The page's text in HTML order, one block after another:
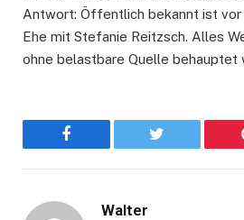
Antwort: Öffentlich bekannt ist
Ehe mit Stefanie Reitzsch. Alles
ohne belastbare Quelle behauptet
Facebook Twitter
Walter